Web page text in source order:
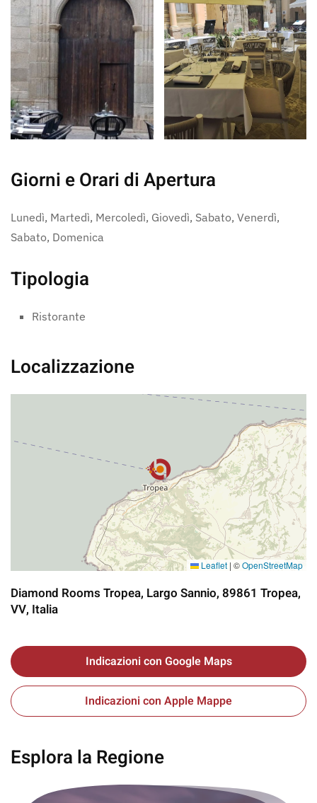
Giorni e Orari di Apertura
Lunedì, Martedì, Mercoledì, Giovedì, Sabato, Venerdì,
Sabato, Domenica
Tipologia
Ristorante
Localizzazione
Leaflet | ©OpenStreetMap
Diamond Rooms Tropea, Largo Sannio, 89861 Tropea,
VV, Italia
Indicazioni con Google Maps
Indicazioni con Apple Mappe
Esplora la Regione